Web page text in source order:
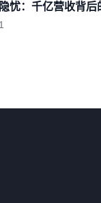
忧：千亿营收背